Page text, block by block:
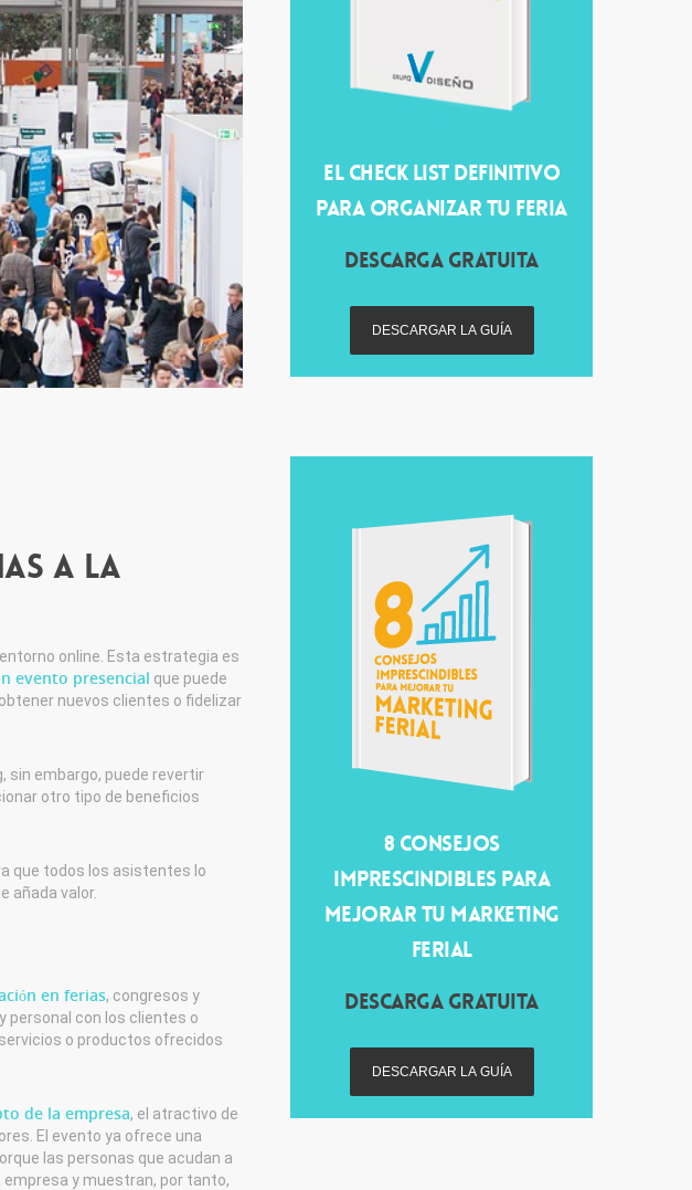
a la
online. Esta estrategia es
evento presencial que puede
nuevos clientes o fidelizar
sin embargo, puede revertir
otro tipo de beneficios
que todos los asistentes lo
añada valor.
en ferias, congresos y
personal con los clientes o
o productos ofrecidos
de la empresa, el atractivo de
El evento ya ofrece una
las personas que acudan a
y muestran, por tanto,
EL CHECK LIST DEFINITIVO
PARA ORGANIZAR TU FERIA
DESCARGA GRATUITA
8 CONSEJOS
IMPRESCINDIBLES PARA
MEJORAR TU MARKETING
FERIAL
DESCARGA GRATUITA